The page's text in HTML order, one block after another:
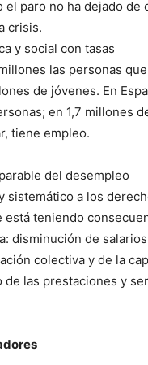
paro no ha dejado de
crisis.
y social con tasas
las personas
de jóvenes. En
en 1,7 millones
tiene empleo.
del desempleo
sistemático a los
teniendo
disminución de
colectiva y de la
las prestaciones y